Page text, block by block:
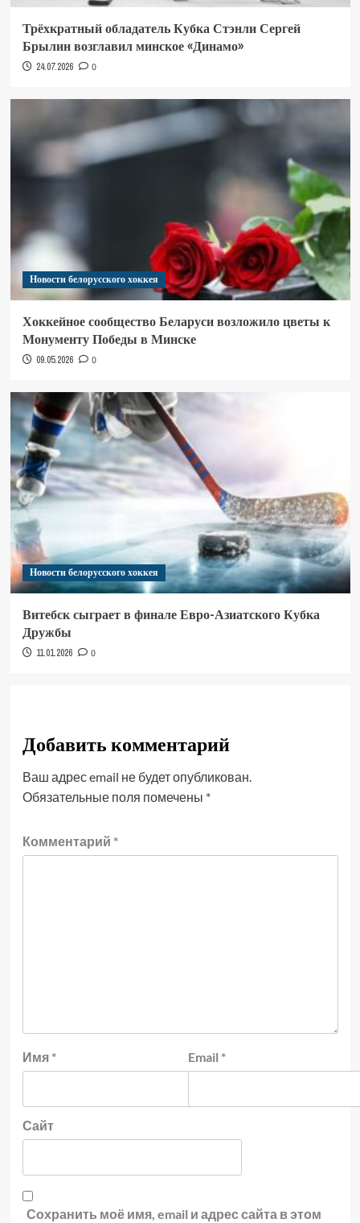
Трёхкратный обладатель Кубка Стэнли Сергей
Брылин возглавил минское «Динамо»
24.07.2026 0
Новости белорусского хоккея
Хоккейное сообщество Беларуси возложило цветы к
Монументу Победы в Минске
09.05.2026 0
Новости белорусского хоккея
Витебск сыграет в финале Евро-Азиатского Кубка
Дружбы
11.01.2026 0
Добавить комментарий
Ваш адрес email не будет опубликован.
Обязательные поля помечены *
Комментарий *
Имя * Email *
Сайт
Сохранить моё имя, email и адрес сайта в этом